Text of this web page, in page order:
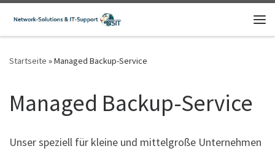
Zum Inhalt springen
Startseite »Managed Backup-Service
Managed Backup-Service
Unser speziell für kleine und mittelgroße Unternehmen